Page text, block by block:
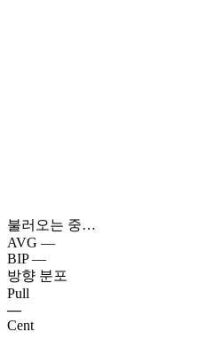
불러오는 중…
AVG —
BIP —
방향 분포
Pull
—
Cent